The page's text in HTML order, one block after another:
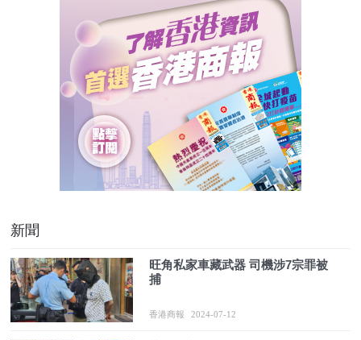
新聞
旺角私家車藏武器 司機涉7宗罪被
捕
香港商報 2024-07-12